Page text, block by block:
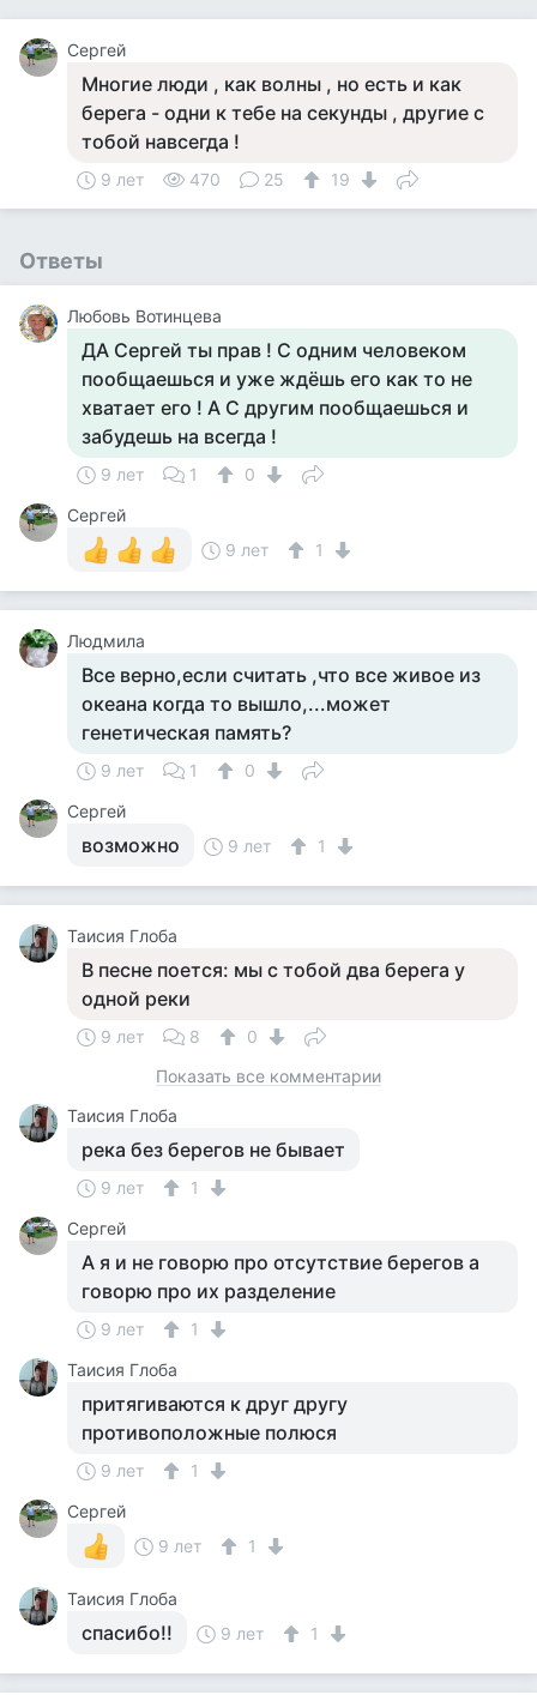
Сергей
Многие люди , как волны , но есть и как
берега - одни к тебе на секунды , другие с
тобой навсегда !
9 лет 470 25 19
Ответы
Любовь Вотинцева
ДА Сергей ты прав ! С одним человеком
пообщаешься и уже ждёшь его как то не
хватает его ! А С другим пообщаешься и
забудешь на всегда !
9 лет 1
0
Сергей
9 лет
1
Людмила
Все верно,если считать ,что все живое из
океана когда то вышло,...может
генетическая память?
9 лет 1
0
Сергей
возможно 9 лет 1
Таисия Глоба
В песне поется: мы с тобой два берега у
одной реки
9 лет 8
0
Показать все комментарии
Таисия Глоба
река без берегов не бывает
9 лет
1
Сергей
А я и не говорю про отсутствие берегов а
говорю про их разделение
9 лет
1
Таисия Глоба
притягиваются к друг другу
противоположные полюся
9 лет
1
Сергей
9 лет
1
Таисия Глоба
спасибо!! 9 лет 1